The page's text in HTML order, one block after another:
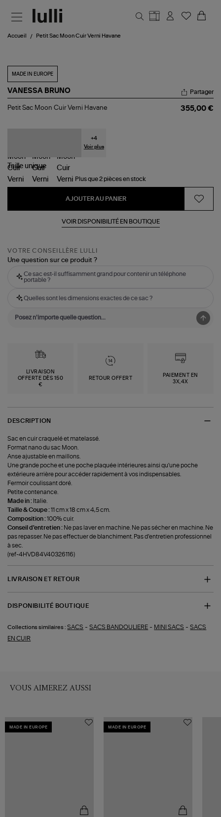
Accueil Petit Sac Moon Cuir Verni Havane
MADE IN EUROPE
VANESSA BRUNO
Petit
Partager
Petit Sac Moon Cuir Verni Havane 355,00 €
+4
Voir plus
Taille unique
Plus que 2 pièces en stock
AJOUTER AU PANIER
VOIR DISPONIBILITÉ EN BOUTIQUE
VOTRE CONSEILLÈRE LULLI
Une question sur ce produit ?
Ce sac est-il suffisamment grand pour contenir un téléphone
portable ?
Quelles sont les dimensions exactes de ce sac ?
LIVRAISON
OFFERTE DÈS 150
€
RETOUR OFFERT
PAIEMENT EN
3X,4X
DESCRIPTION
Sac en cuir craquelé et matelassé.
Format nano du sac Moon.
Anse ajustable en maillons.
Une grande poche et une poche plaquée intérieures ainsi qu'une poche
extérieure arrière pour accéder rapidement à vos indispensables.
Fermoir coulissant doré.
Petite contenance.
Made in : Italie.
Taille & Coupe :11 cm x 18 cm x 4,5 cm.
Composition :100% cuir.
Conseil d'entretien : Ne pas laver en machine. Ne pas sécher en machine. Ne
pas repasser. Ne pas effectuer de blanchiment. Pas d’entretien professionnel
à sec.
(ref-4HVD84V40326116)
LIVRAISON ET RETOUR
DISPONIBILITÉ BOUTIQUE
Collections similaires : SACS -SACS BANDOULIERE - MINI SACS -SACS
EN CUIR
VOUS AIMEREZ AUSSI
MADE IN EUROPE MADE IN EUROPE